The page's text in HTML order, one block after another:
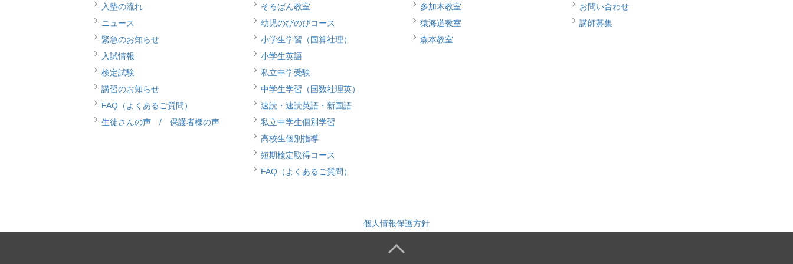
入塾の流れ
ニュース
緊急のお知らせ
入試情報
検定試験
講習のお知らせ
FAQ（よくあるご質問）
生徒さんの声 / 保護者様の声
そろばん教室
幼児のびのびコース
小学生学習（国算社理）
小学生英語
私立中学受験
中学生学習（国数社理英）
速読・速読英語・新国語
私立中学生個別学習
高校生個別指導
短期検定取得コース
FAQ（よくあるご質問）
多加木教室
猿海道教室
森本教室
お問い合わせ
講師募集
個人情報保護方針